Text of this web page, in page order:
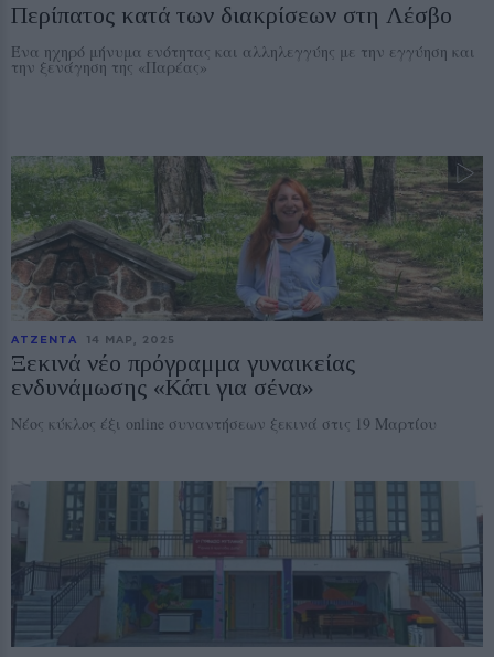
Περίπατος κατά των διακρίσεων στη Λέσβο
Ένα ηχηρό μήνυμα ενότητας και αλληλεγγύης με την εγγύηση και
την ξενάγηση της «Παρέας»
ΑΤΖΕΝΤΑ 14 ΜΑΡ, 2025
Ξεκινά νέο πρόγραμμα γυναικείας
ενδυνάμωσης «Κάτι για σένα»
Νέος κύκλος έξι online συναντήσεων ξεκινά στις 19 Μαρτίου